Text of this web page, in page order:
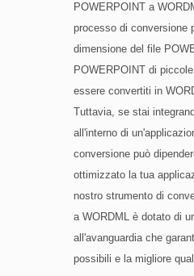
POWERPOINT a
processo di conversione
dimensione del file
POWERPOINT di
essere convertiti in
Tuttavia, se stai
all'interno di
conversione può
ottimizzato la tua
nostro strumento di
a WORDML è dotato di
all'avanguardia che
possibili e la migliore